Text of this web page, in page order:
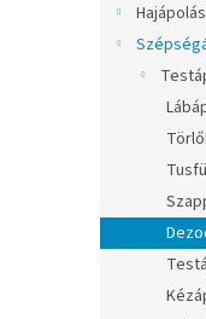
Hajápolás